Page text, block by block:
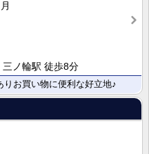
ノ輪駅 徒歩8分
お買い物に便利な好立地♪